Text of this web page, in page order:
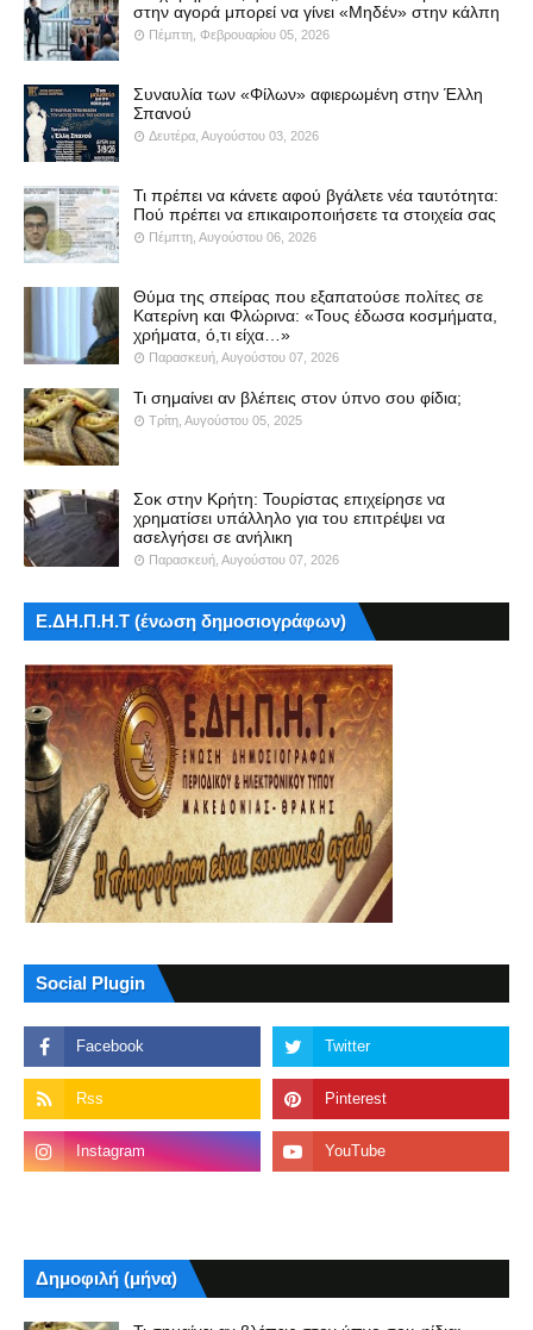
στην αγορά μπορεί να γίνει «Μηδέν» στην κάλπη
Πέμπτη, Φεβρουαρίου 05, 2026
Συναυλία των «Φίλων» αφιερωμένη στην Έλλη
Σπανού
Δευτέρα, Αυγούστου 03, 2026
Τι πρέπει να κάνετε αφού βγάλετε νέα ταυτότητα:
Πού πρέπει να επικαιροποιήσετε τα στοιχεία σας
Πέμπτη, Αυγούστου 06, 2026
Θύμα της σπείρας που εξαπατούσε πολίτες σε
Κατερίνη και Φλώρινα: «Τους έδωσα κοσμήματα,
χρήματα, ό,τι είχα…»
Παρασκευή, Αυγούστου 07, 2026
Τι σημαίνει αν βλέπεις στον ύπνο σου φίδια;
Τρίτη, Αυγούστου 05, 2025
Σοκ στην Κρήτη: Τουρίστας επιχείρησε να
χρηματίσει υπάλληλο για του επιτρέψει να
ασελγήσει σε ανήλικη
Παρασκευή, Αυγούστου 07, 2026
Ε.ΔΗ.Π.Η.Τ (ένωση δημοσιογράφων)
Social Plugin
Δημοφιλή (μήνα)